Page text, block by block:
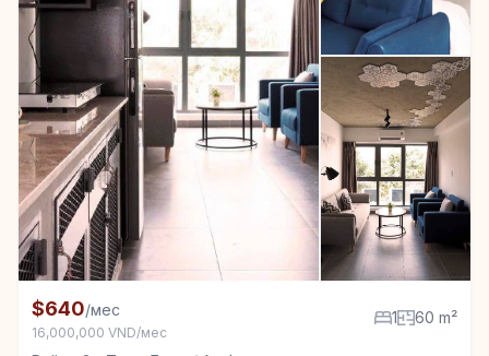
Квартира в аренду в Район 2 - Тхао Дьен / Ан Фу,
$640/мес
16,000,000 VND/мес
1 60 m²